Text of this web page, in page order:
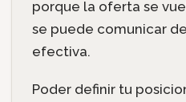
porque la oferta se
se puede comunicar
efectiva.
Poder definir tu